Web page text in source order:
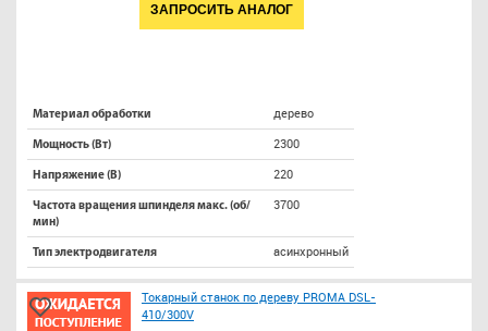
ЗАПРОСИТЬ АНАЛОГ
Материал обработки дерево
Мощность (Вт) 2300
Напряжение (В) 220
Частота вращения шпинделя макс. (об/
мин)
3700
Тип электродвигателя асинхронный
Токарный станок по дереву PROMA DSL-
410/300V